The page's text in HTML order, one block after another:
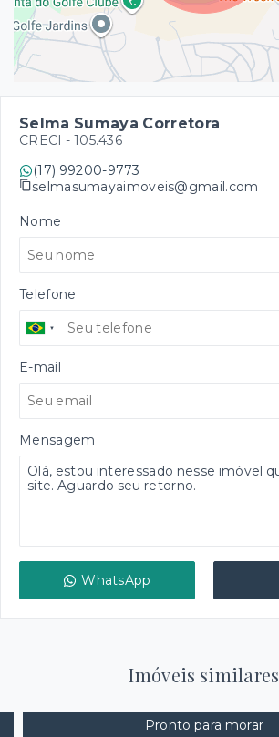
Selma Sumaya Corretora
CRECI - 105.436
(17) 99200-9773
selmasumayaimoveis@gmail.com
Nome
Telefone
E-mail
Mensagem
WhatsApp
Imóveis similares
Pronto para morar